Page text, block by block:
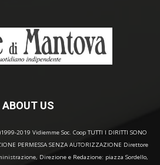
ABOUT US
2019 Vidiemme Soc. Coop TUTTI I DIRITTI SONO
PERMESSA SENZA AUTORIZZAZIONE Direttore
Direzione e Redazione: piazza Sordello,